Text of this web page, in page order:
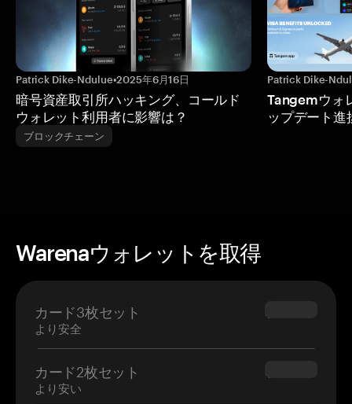
Patrick Dike-Ndulue•2025年6月16日
暗号資産取引所ハッキング、コールド
ウォレット利用者に影響は？
ブロックチェーン
Patrick Dike-
Tangemウォ
ップデート進
Warenaウォレットを取得
カード3枚セット
より安全
$69.90
カード2枚セット
より安い
$54.90